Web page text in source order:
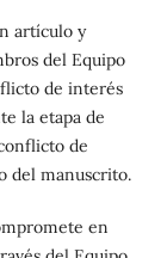
artículo y
del Equipo
de interés
la etapa de
de
del manuscrito.
en